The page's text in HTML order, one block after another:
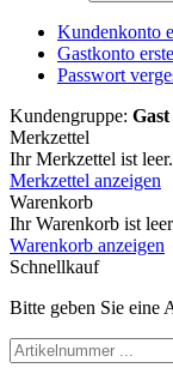
Kundenkonto
Gastkonto
Passwort
Kundengruppe: Gast
Merkzettel
Ihr Merkzettel ist leer.
Merkzettel anzeigen
Warenkorb
Ihr Warenkorb ist
Warenkorb anzeigen
Schnellkauf
Bitte geben Sie eine